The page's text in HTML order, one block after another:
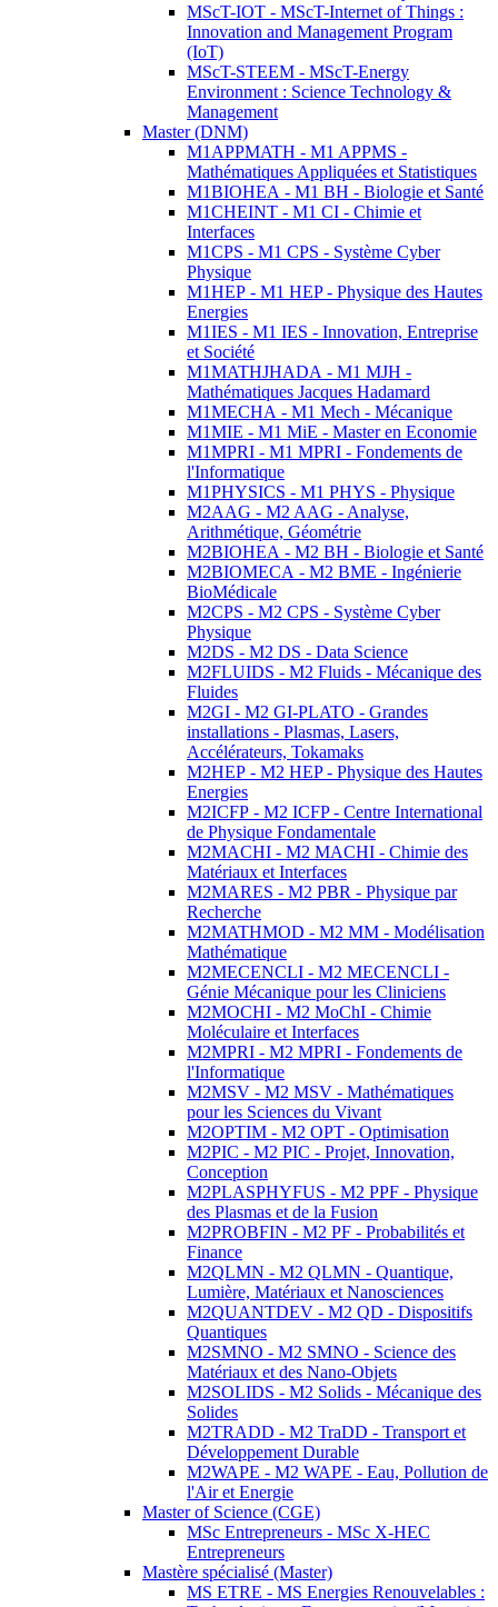
MScT-IOT - MScT-Internet of Things :
Innovation and Management Program
(IoT)
MScT-STEEM - MScT-Energy
Environment : Science Technology &
Management
Master (DNM)
M1APPMATH - M1 APPMS -
Mathématiques Appliquées et Statistiques
M1BIOHEA - M1 BH - Biologie et Santé
M1CHEINT - M1 CI - Chimie et
Interfaces
M1CPS - M1 CPS - Système Cyber
Physique
M1HEP - M1 HEP - Physique des Hautes
Energies
M1IES - M1 IES - Innovation, Entreprise
et Société
M1MATHJHADA - M1 MJH -
Mathématiques Jacques Hadamard
M1MECHA - M1 Mech - Mécanique
M1MIE - M1 MiE - Master en Economie
M1MPRI - M1 MPRI - Fondements de
l'Informatique
M1PHYSICS - M1 PHYS - Physique
M2AAG - M2 AAG - Analyse,
Arithmétique, Géométrie
M2BIOHEA - M2 BH - Biologie et Santé
M2BIOMECA - M2 BME - Ingénierie
BioMédicale
M2CPS - M2 CPS - Système Cyber
Physique
M2DS - M2 DS - Data Science
M2FLUIDS - M2 Fluids - Mécanique des
Fluides
M2GI - M2 GI-PLATO - Grandes
installations - Plasmas, Lasers,
Accélérateurs, Tokamaks
M2HEP - M2 HEP - Physique des Hautes
Energies
M2ICFP - M2 ICFP - Centre International
de Physique Fondamentale
M2MACHI - M2 MACHI - Chimie des
Matériaux et Interfaces
M2MARES - M2 PBR - Physique par
Recherche
M2MATHMOD - M2 MM - Modélisation
Mathématique
M2MECENCLI - M2 MECENCLI -
Génie Mécanique pour les Cliniciens
M2MOCHI - M2 MoChI - Chimie
Moléculaire et Interfaces
M2MPRI - M2 MPRI - Fondements de
l'Informatique
M2MSV - M2 MSV - Mathématiques
pour les Sciences du Vivant
M2OPTIM - M2 OPT - Optimisation
M2PIC - M2 PIC - Projet, Innovation,
Conception
M2PLASPHYFUS - M2 PPF - Physique
des Plasmas et de la Fusion
M2PROBFIN - M2 PF - Probabilités et
Finance
M2QLMN - M2 QLMN - Quantique,
Lumière, Matériaux et Nanosciences
M2QUANTDEV - M2 QD - Dispositifs
Quantiques
M2SMNO - M2 SMNO - Science des
Matériaux et des Nano-Objets
M2SOLIDS - M2 Solids - Mécanique des
Solides
M2TRADD - M2 TraDD - Transport et
Développement Durable
M2WAPE - M2 WAPE - Eau, Pollution de
l'Air et Energie
Master of Science (CGE)
MSc Entrepreneurs - MSc X-HEC
Entrepreneurs
Mastère spécialisé (Master)
MS ETRE - MS Energies Renouvelables :